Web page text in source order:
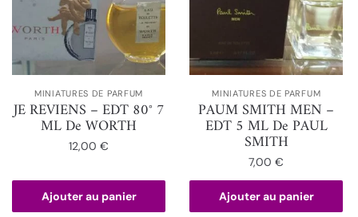
MINIATURES DE PARFUM
JE REVIENS – EDT 80° 7
ML De WORTH
12,00€
Ajouter au panier
MINIATURES DE PARFUM
PAUM SMITH MEN –
EDT 5 ML De PAUL
SMITH
7,00€
Ajouter au panier